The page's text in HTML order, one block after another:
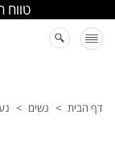
דף הבית > נשים >